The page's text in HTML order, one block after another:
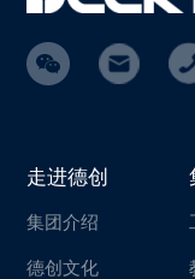
走进德创
集团介绍
德创文化